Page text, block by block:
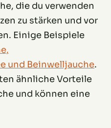
die du verwenden
zu stärken und vor
Einige Beispiele
und Beinwelljauche.
ähnliche Vorteile
und können eine